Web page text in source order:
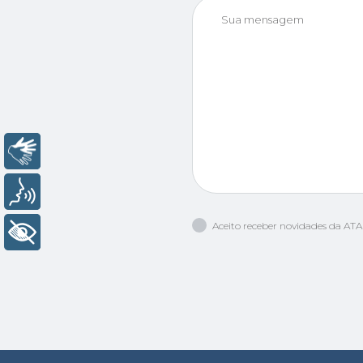
Aceito receber novidades da